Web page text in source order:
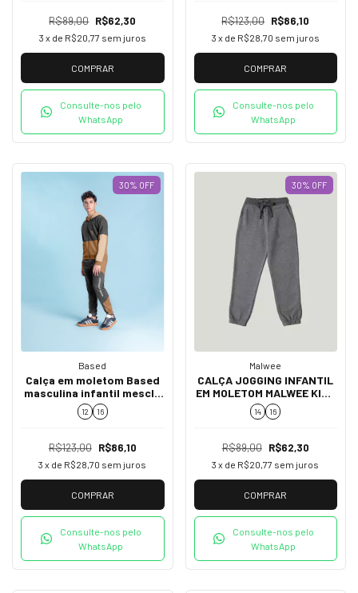
R$89,00 R$62,30
3 x de R$20,77 sem juros
COMPRAR
Consulte-nos pelo
WhatsApp
R$123,00 R$86,10
3 x de R$28,70 sem juros
COMPRAR
Consulte-nos pelo
WhatsApp
30% OFF
Based
Calça em moletom Based
masculina infantil mescla
33256
12 16
R$123,00 R$86,10
3 x de R$28,70 sem juros
COMPRAR
Consulte-nos pelo
WhatsApp
30% OFF
Malwee
CALÇA JOGGING INFANTIL
EM MOLETOM MALWEE KIDS
CINZA
14 16
R$89,00 R$62,30
3 x de R$20,77 sem juros
COMPRAR
Consulte-nos pelo
WhatsApp